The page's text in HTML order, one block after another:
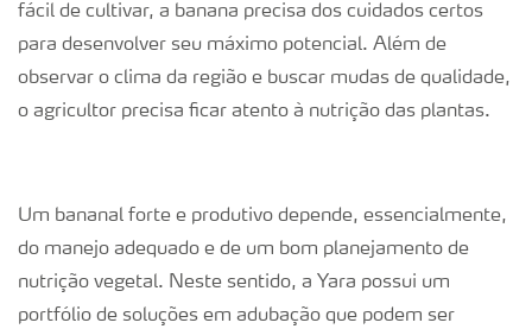
fácil de cultivar, a banana precisa dos cuidados certos
para desenvolver seu máximo potencial. Além de
observar o clima da região e buscar mudas de qualidade,
o agricultor precisa ficar atento à nutrição das plantas.
Um bananal forte e produtivo depende, essencialmente,
do manejo adequado e de um bom planejamento de
nutrição vegetal. Neste sentido, a Yara possui um
portfólio de soluções em adubação que podem ser